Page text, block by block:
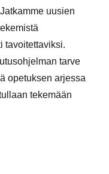
uusien
tavoitettaviksi.
tarve
opetuksen arjessa
tekemään